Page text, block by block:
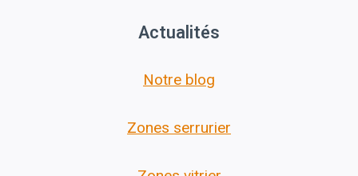
Actualités
Notre blog
Zones serrurier